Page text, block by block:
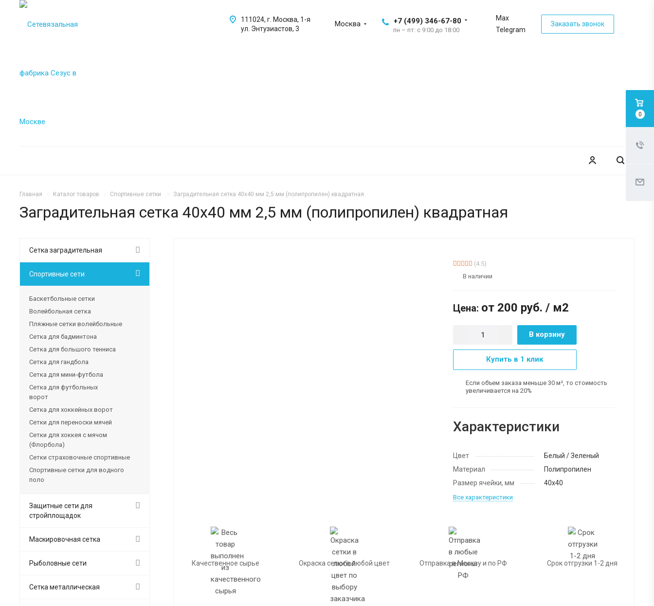
Москва +7 (499) 346-67-80
пн – пт: с 9:00 до 18:00
Max
Telegram
Заказать звонок
111024, г. Москва, 1-я
ул. Энтузиастов, 3
Главная Каталог товаров Спортивные сетки Заградительная сетка 40х40 мм 2,5 мм (полипропилен) квадратная
Заградительная сетка 40х40 мм 2,5 мм (полипропилен) квадратная
(4.5)
В наличии
Цена: от 200 руб. / м2
В корзину
Купить в 1 клик
Если объем заказа меньше 30 м², то стоимость
увеличивается на 20%
Характеристики
Цвет
Белый / Зеленый
Материал
Полипропилен
Размер ячейки, мм
40х40
Все характеристики
Качественное сырье Окраска сетки в любой цвет Отправка в Москву и по РФ Срок отгрузки 1-2 дня
Сетка заградительная
Спортивные сети
Баскетбольные сетки
Волейбольная сетка
Пляжные сетки волейбольные
Сетка для бадминтона
Сетка для большого тенниса
Сетка для гандбола
Сетка для мини-футбола
Сетка для футбольных
ворот
Сетка для хоккейных ворот
Сетки для переноски мячей
Сетки для хоккея с мячом
(Флорбола)
Сетки страховочные спортивные
Спортивные сетки для водного
поло
Защитные сети для
стройплощадок
Маскировочная сетка
Рыболовные сети
Сетка металлическая
0